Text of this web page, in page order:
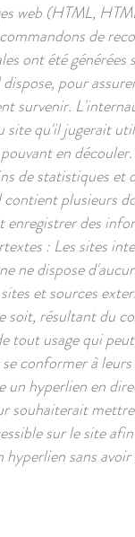
web (HTML,
de
ont été
pour
survenir.
qu'il jugerait
en
de statistiques
plusieurs
des
: Les sites
ne dispose
et sources
résultant du
usage qui
conformer à
hyperlien en
sur le site
sans